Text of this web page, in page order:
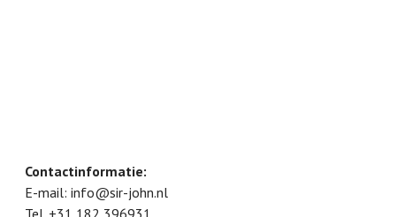
Contactinformatie:
E-mail:info@sir-john.nl